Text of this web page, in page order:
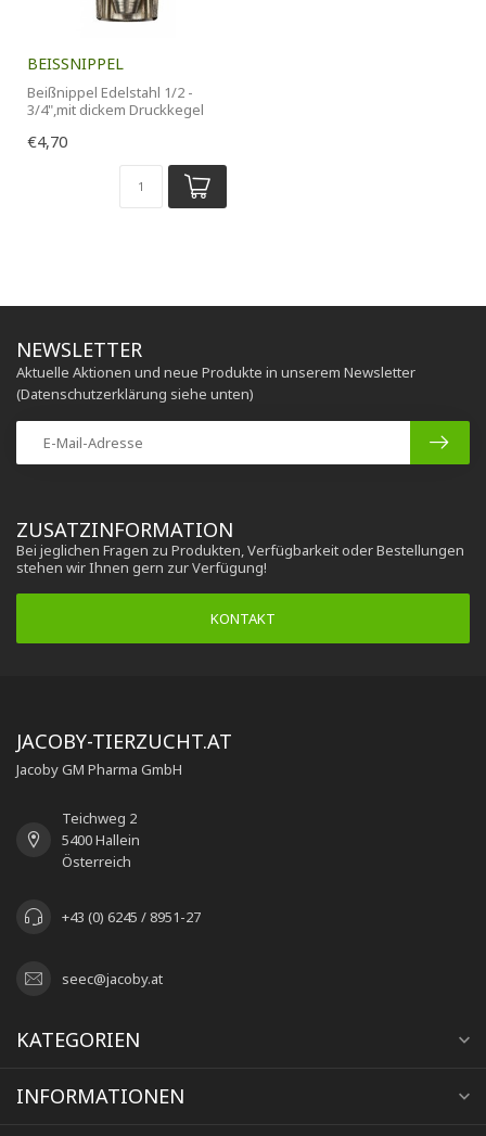
BEISSNIPPEL
Beißnippel Edelstahl 1/2 -
3/4",mit dickem Druckkegel
€4,70
ZUSATZINFORMATION
Bei jeglichen Fragen zu Produkten, Verfügbarkeit oder Bestellungen
stehen wir Ihnen gern zur Verfügung!
KONTAKT
NEWSLETTER
Aktuelle Aktionen und neue Produkte in unserem Newsletter
(Datenschutzerklärung siehe unten)
JACOBY-TIERZUCHT.AT
Jacoby GM Pharma GmbH
Teichweg 2
5400 Hallein
Österreich
+43 (0) 6245 / 8951-27
seec@jacoby.at
KATEGORIEN
INFORMATIONEN